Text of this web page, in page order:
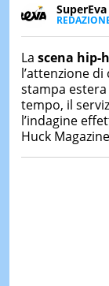
SuperEva
Pensato
“social”
tendenze
scoperte
giorno”
La scena hip-
l’attenzione
stampa
tempo, il
l’indagine
Huck